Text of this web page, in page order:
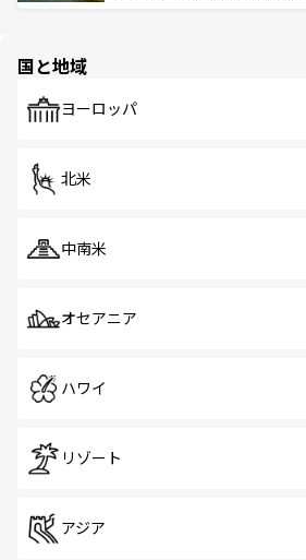
で、ホーカーズは地元の風情を
国と地域
ヨーロッパ
北米
中南米
オセアニア
ハワイ
リゾート
アジア